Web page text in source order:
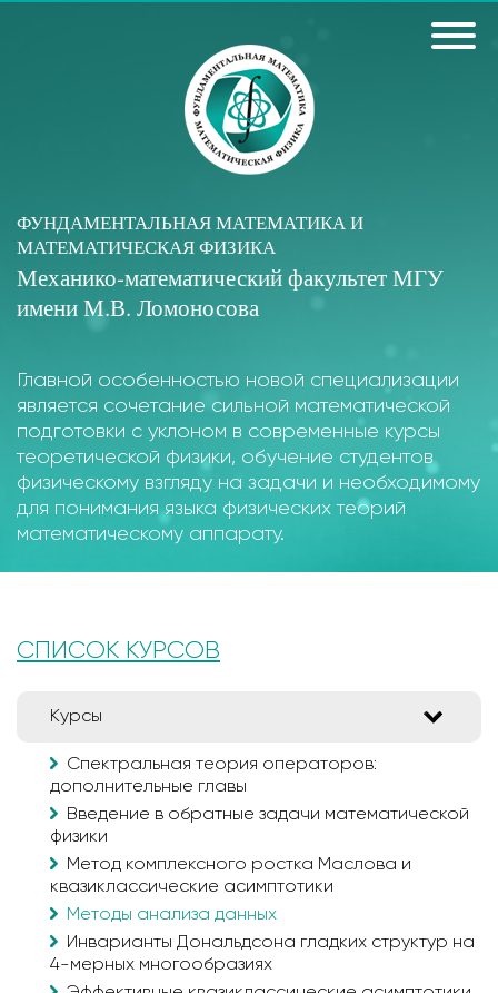
ФУНДАМЕНТАЛЬНАЯ МАТЕМАТИКА И
МАТЕМАТИЧЕСКАЯ ФИЗИКА
Механико-математический факультет МГУ
имени М.В. Ломоносова
Главной особенностью новой специализации
является сочетание сильной математической
подготовки с уклоном в современные курсы
теоретической физики, обучение студентов
физическому взгляду на задачи и необходимому
для понимания языка физических теорий
математическому аппарату.
СПИСОК КУРСОВ
Курсы
Спектральная теория операторов:
дополнительные главы
Введение в обратные задачи математической
физики
Метод комплексного ростка Маслова и
квазиклассические асимптотики
Методы анализа данных
Инварианты Дональдсона гладких структур на
4-мерных многообразиях